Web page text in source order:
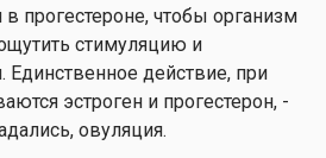
в прогестероне, чтобы организм
стимуляцию и
Единственное действие, при
эстроген и прогестерон, -
овуляция.